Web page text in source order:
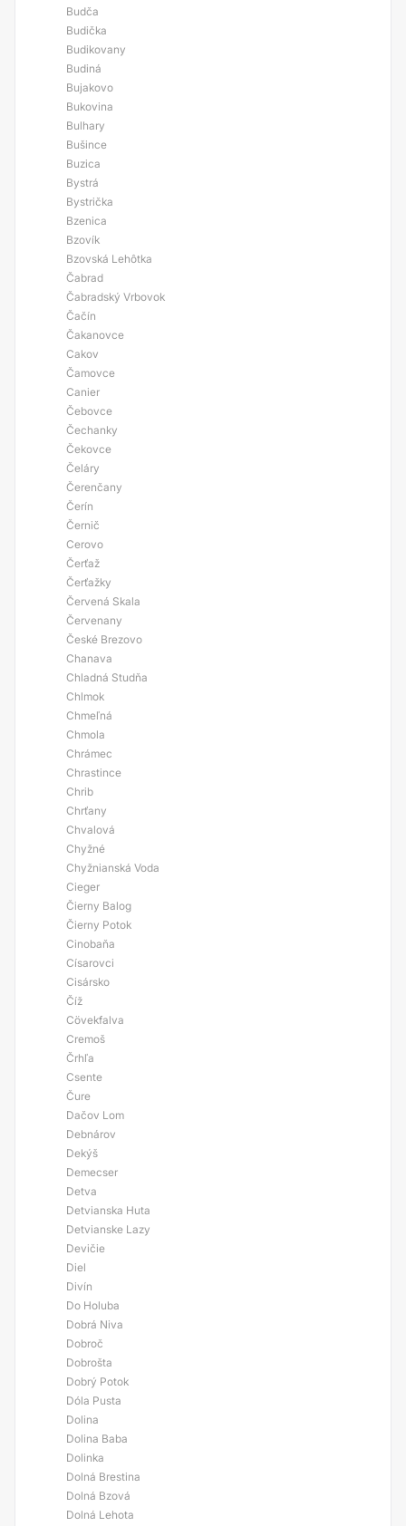
Budča
Budička
Budikovany
Budiná
Bujakovo
Bukovina
Bulhary
Bušince
Buzica
Bystrá
Bystrička
Bzenica
Bzovík
Bzovská Lehôtka
Čabrad
Čabradský Vrbovok
Čačín
Čakanovce
Cakov
Čamovce
Canier
Čebovce
Čechanky
Čekovce
Čeláry
Čerenčany
Čerín
Černič
Cerovo
Čerťaž
Čerťažky
Červená Skala
Červenany
České Brezovo
Chanava
Chladná Studňa
Chlmok
Chmeľná
Chmola
Chrámec
Chrastince
Chrib
Chrťany
Chvalová
Chyžné
Chyžnianská Voda
Cieger
Čierny Balog
Čierny Potok
Cinobaňa
Císarovci
Cisársko
Číž
Cövekfalva
Cremoš
Črhľa
Csente
Čure
Dačov Lom
Debnárov
Dekýš
Demecser
Detva
Detvianska Huta
Detvianske Lazy
Devičie
Diel
Divín
Do Holuba
Dobrá Niva
Dobroč
Dobrošta
Dobrý Potok
Dóla Pusta
Dolina
Dolina Baba
Dolinka
Dolná Brestina
Dolná Bzová
Dolná Lehota